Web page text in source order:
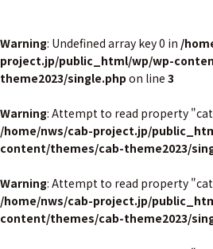
Warning: Undefined array key 0 in /
project.jp/public_html/wp/wp-
theme2023/single.php on line 3
Warning: Attempt to read property
/home/nws/cab-project.jp/
content/themes/cab-theme2023/
Warning: Attempt to read property
/home/nws/cab-project.jp/
content/themes/cab-theme2023/